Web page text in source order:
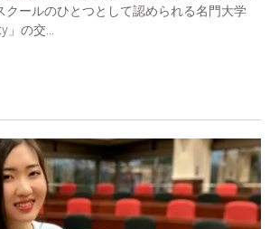
クールのひとつとして認められる名門大学
」の交...